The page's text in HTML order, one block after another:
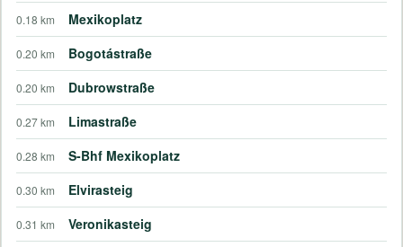
0.18 km Mexikoplatz
0.20 km Bogotástraße
0.20 km Dubrowstraße
0.27 km Limastraße
0.28 km S-Bhf Mexikoplatz
0.30 km Elvirasteig
0.31 km Veronikasteig